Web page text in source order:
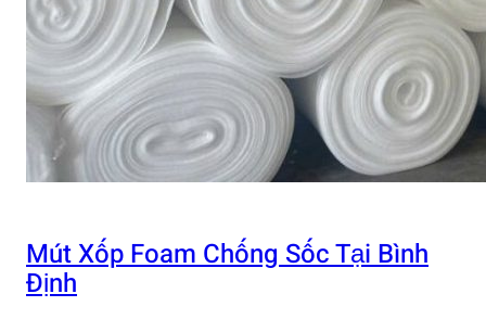
Mút Xốp Foam Chống Sốc Tại Bình
Định